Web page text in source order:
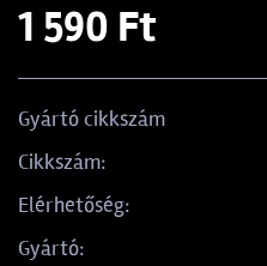
1 590 Ft
Gyártó cikkszám
Cikkszám:
Elérhetőség:
Gyártó: